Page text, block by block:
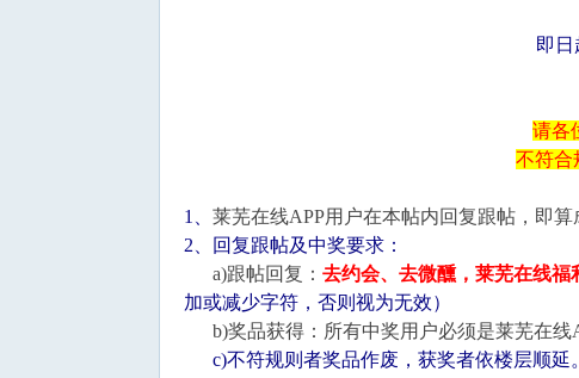
即日
请各
不符合
1、 莱芜在线APP用户在本帖内回复跟帖，即算
2、回复跟帖及中奖要求：
a)跟帖回复： 去约会、去微醺，莱芜在线
加或减少字符，否则视为无效）
b)奖品获得：所有中奖用户必须是莱芜在线
c)不符规则者奖品作废，获奖者依楼层顺延。